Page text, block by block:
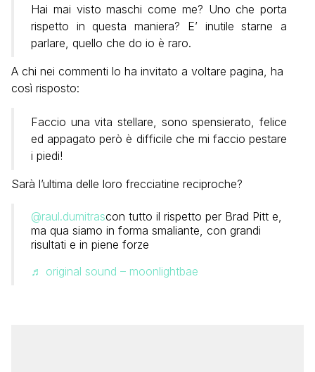
Hai mai visto maschi come me? Uno che porta
rispetto in questa maniera? E’ inutile starne a
parlare, quello che do io è raro.
A chi nei commenti lo ha invitato a voltare pagina, ha
così risposto:
Faccio una vita stellare, sono spensierato, felice
ed appagato però è difficile che mi faccio pestare
i piedi!
Sarà l’ultima delle loro frecciatine reciproche?
@raul.dumitrascon tutto il rispetto per Brad Pitt e,
ma qua siamo in forma smaliante, con grandi
risultati e in piene forze
♬ original sound – moonlightbae